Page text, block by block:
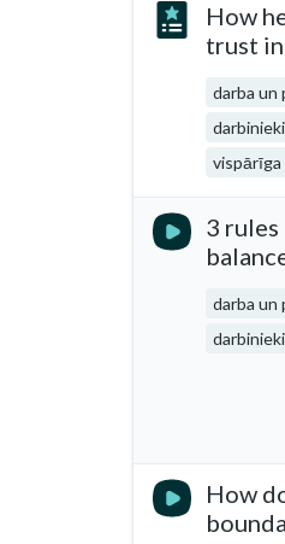
How
trust
darba un
vispārīga
3
darba un
How